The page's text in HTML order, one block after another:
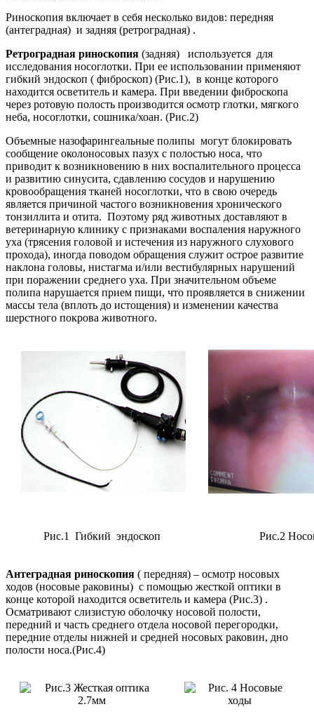
Риноскопия включает в себя несколько видов: передняя
(антеградная) и задняя (ретроградная) .
Ретроградная риноскопия (задняя) используется для
исследования носоглотки. При ее использовании применяют
гибкий эндоскоп ( фиброскоп) (Рис.1), в конце которого
находится осветитель и камера. При введении фиброскопа
через ротовую полость производится осмотр глотки, мягкого
неба, носоглотки, сошника/хоан. (Рис.2)
Объемные назофарингеальные полипы могут блокировать
сообщение околоносовых пазух с полостью носа, что
приводит к возникновению в них воспалительного процесса
и развитию синусита, сдавлению сосудов и нарушению
кровообращения тканей носоглотки, что в свою очередь
является причиной частого возникновения хронического
тонзиллита и отита. Поэтому ряд животных доставляют в
ветеринарную клинику с признаками воспаления наружного
уха (трясения головой и истечения из наружного слухового
прохода), иногда поводом обращения служит острое развитие
наклона головы, нистагма и/или вестибулярных нарушений
при поражении среднего уха. При значительном объеме
полипа нарушается прием пищи, что проявляется в снижении
массы тела (вплоть до истощения) и изменении качества
шерстного покрова животного.
Рис.1 Гибкий эндоскоп Рис.2
Антеградная риноскопия ( передняя) – осмотр носовых
ходов (носовые раковины) с помощью жесткой оптики в
конце которой находится осветитель и камера (Рис.3) .
Осматривают слизистую оболочку носовой полости,
передний и часть среднего отдела носовой перегородки,
передние отделы нижней и средней носовых раковин, дно
полости носа.(Рис.4)